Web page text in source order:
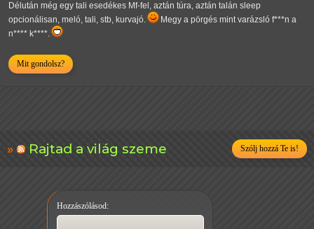
Délután még egy tali esedékes Mf-fel, aztán túra, aztán talán sleep
opcionálisan, meló, tali, stb, kurvajó.
Megy a pörgés mint varázsló f***n a
n**** k****.
Mit gondolsz?
Rajtad a világ szeme Szólj hozzá Te is!
Hozzászólásod: